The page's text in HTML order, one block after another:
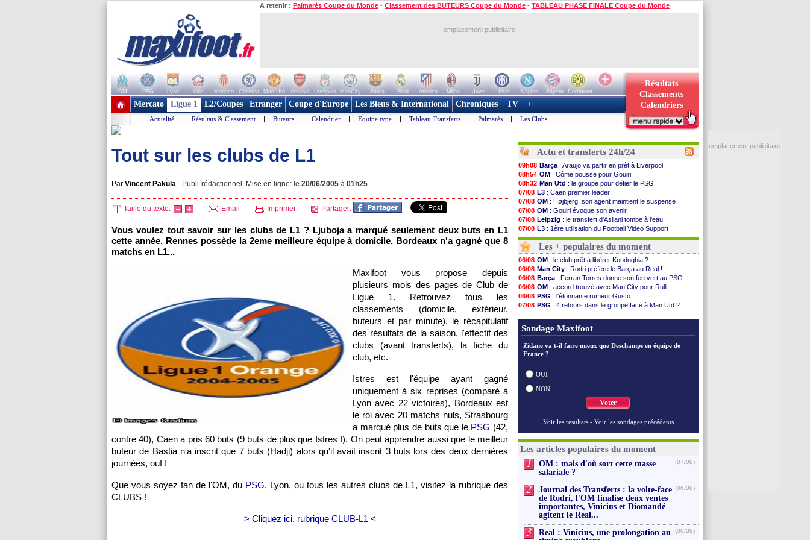
A retenir : Palmarès Coupe du Monde - Classement des BUTEURS Coupe du Monde - TABLEAU PHASE FINALE Coupe du Monde
emplacement publicitaire
OM PSG Lyon Lille Monaco Chelsea Man Utd Arsenal Liverpool ManCity Barca Real Atletico Milan Juve Inter Naples Bayern
Dortmund
+ de clubs
Résultats
Classements
Calendriers
Mercato Ligue 1 L2/Coupes Etranger Coupe d'Europe Les Bleus & International Chroniques TV +
Actualité | Résultats & Classement | Buteurs | Calendrier | Equipe type | Tableau Transferts | Palmarès | Les Clubs |
Tout sur les clubs de L1
Par Vincent Pakula - Publi-rédactionnel, Mise en ligne: le 20/06/2005 à 01h25
Taille du texte: Email Imprimer Partager:
Vous voulez tout savoir sur les clubs de L1 ? Ljuboja a marqué seulement deux buts en L1
cette année, Rennespossède la 2eme meilleure équipe à domicile, Bordeaux n'a gagné que 8
matchs en L1...
Maxifoot vous propose depuis
plusieurs mois des pages de Club de
Ligue 1. Retrouvez tous les
classements (domicile, extérieur,
buteurs et par minute), le récapitulatif
des résultats de la saison, l'effectif des
clubs (avant transferts), la fiche du
club, etc.
Istres est l'équipe ayant gagné
uniquement à six reprises (comparé à
Lyon avec 22 victoires), Bordeaux est
le roi avec 20 matchs nuls, Strasbourg
a marqué plus de buts que le PSG (42,
contre 40), Caen a pris 60 buts (9 buts de plus que Istres !). On peut apprendre aussi que le meilleur
buteur de Bastian'a inscrit que 7 buts (Hadji) alors qu'il avait inscrit 3 buts lors des deux dernières
journées, ouf !
Que vous soyez fan de l'OM, du PSG, Lyon, ou tous les autres clubs de L1, visitez la rubrique des
CLUBS !
> Cliquez ici, rubrique CLUB-L1 <
Actu et transferts 24h/24
09h08 Barça : Araujo va partir en prêt à Liverpool
08h54 OM : Côme pousse pour Gouiri
08h32 Man Utd : le groupe pour défier le PSG
07/08 L3 : Caen premier leader
07/08 OM : Højbjerg, son agent maintient le suspense
07/08 OM : Gouiri évoque son avenir
07/08 Leipzig : le transfert d'Asllani tombe à l'eau
07/08 L3 : 1ère utilisation du Football Video Support
07/08 OM: Benatia envoie une pique à Longoria
07/08
Villarreal: Al-Ahli veut Pape Gueye
07/08 Lyon: la dernière saison de Fonseca ?
07/08 OM : un nouveau prétendant pour Højbjerg
07/08 Brest: un gardien norvégien en approche ?
07/08 OM: McCourt a versé 120 M€ en 2026
07/08 PSG : 4 retours dans le groupe face à Man Utd ...
07/08 Nice : Kevin Carlos va partir en Italie
07/08 L1: prison avec sursis requis contre un arbitre
07/08 Leganés: c'est signé pour Luca Zidane (off.)
07/08 Atletico: Ruggeri en route pour Aston Villa
07/08 Monaco: Filipe Luis soutient Biereth
07/08 Lyon: Mangala prêté à Getafe (officiel)
07/08 PSG
07/08 Real
Les + populaires du moment
06/08 OM : le club prêt à libérer Kondogbia ?
06/08 Man City : Rodri préfère le Barça au Real !
06/08 Barça : Ferran Torres donne son feu vert au PSG
06/08 OM : accord trouvé avec Man City pour Rulli
06/08 PSG : l'étonnante rumeur Gusto
07/08 PSG : 4 retours dans le groupe face à Man Utd ?
Sondage Maxifoot
Zidane va t-il faire mieux que Deschamps en équipe de
France ?
OUI
NON
Voter
Voir les resultats - Voir les sondages précédents
Les articles populaires du moment
1
OM : mais d'où sort cette masse
salariale ?
(07/08)
2
Journal des Transferts : la volte-face
de Rodri, l'OM finalise deux ventes
importantes, Vinicius et Diomandé
agitent le Real...
(06/08)
3
Real : Vinicius, une prolongation au
(06/08)
emplacement publicitaire